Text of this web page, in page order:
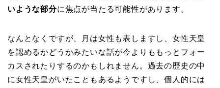
いような部分に焦点が当たる可能性があります。
なんとなくですが、月は女性も表しますし、女性天皇
を認めるかどうかみたいな話が今よりももっとフォー
カスされたりするのかもしれません。過去の歴史の中
に女性天皇がいたこともあるようですし、個人的には